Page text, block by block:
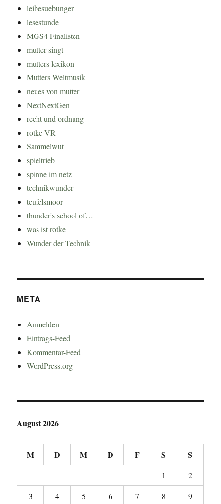
leibesuebungen
lesestunde
MGS4 Finalisten
mutter singt
mutters lexikon
Mutters Weltmusik
neues von mutter
NextNextGen
recht und ordnung
rotke VR
Sammelwut
spieltrieb
spinne im netz
technikwunder
teufelsmoor
thunder's school of…
was ist rotke
Wunder der Technik
META
Anmelden
Eintrags-Feed
Kommentar-Feed
WordPress.org
August 2026
M D M D F S S
1
2
3
4 5 6 7 8
9